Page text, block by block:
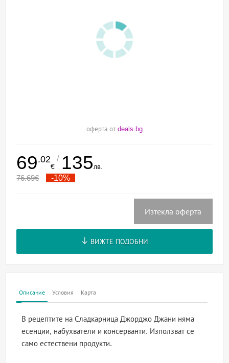
оферта от deals.bg
69.02
€
/ 135лв.
76.69€ -10%
Изтекла оферта
ВИЖТЕ ПОДОБНИ
Описание Условия Карта
В рецептите на Сладкарница Джорджо Джани няма
есенции, набухватели и консерванти. Използват се
само естествени продукти.